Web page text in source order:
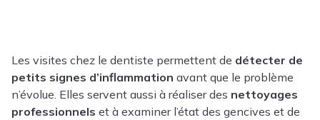
Les visites chez le dentiste permettent de détecter de
petits signes d’inflammation avant que le problème
n’évolue. Elles servent aussi à réaliser des nettoyages
professionnels et à examiner l’état des gencives et de